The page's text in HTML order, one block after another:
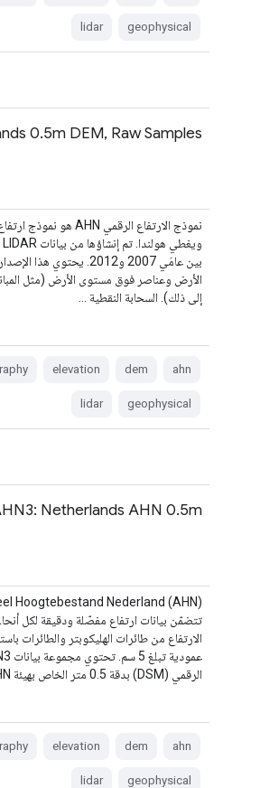
geophysical
lidar
0.5m DEM, Raw Samples
بين عامَي 2007 و2012.
الأرض وعناصر فوق مستوى الأرض (مثل
إلى ذلك). السحابة النقطية …
ahn
dem
elevation
geophysical
lidar
Netherlands AHN 0.5m
تتضمّن بيانات ارتفاع مفصّلة ودقيقة لكل
الارتفاع من طائرات الهليكوبتر والطائرات
الرقمي (DSM) بدقة 0.5 متر الخاص بهيئة AHN في هولندا …
ahn
dem
elevation
geophysical
lidar